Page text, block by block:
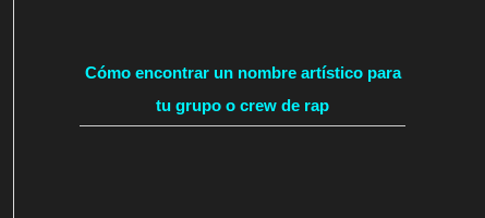
Cómo encontrar un nombre artístico para
tu grupo o crew de rap